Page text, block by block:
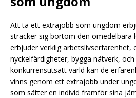
Att ta ett extrajobb som ungdom
sträcker sig bortom den omedelbara
erbjuder verklig arbetslivserfarenhet,
nyckelfärdigheter, bygga nätverk,
konkurrensutsatt värld kan de
vinns genom ett extrajobb under
som sätter en individ framför sina